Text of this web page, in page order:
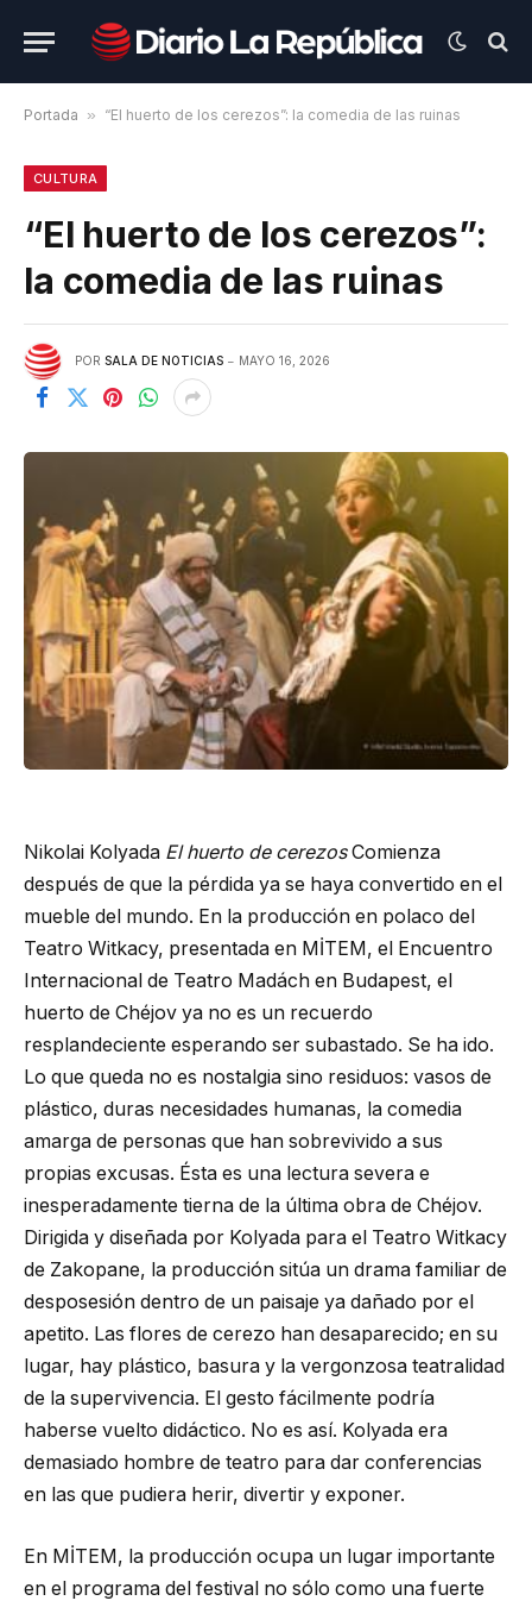
Portada » “El huerto de los cerezos”: la comedia de las ruinas
CULTURA
“El huerto de los cerezos”:
la comedia de las ruinas
POR SALA DE NOTICIAS MAYO 16, 2026
Nikolai Kolyada El huerto de cerezosComienza
después de que la pérdida ya se haya convertido en el
mueble del mundo. En la producción en polaco del
Teatro Witkacy, presentada en MİTEM, el Encuentro
Internacional de Teatro Madách en Budapest, el
huerto de Chéjov ya no es un recuerdo
resplandeciente esperando ser subastado. Se ha ido.
Lo que queda no es nostalgia sino residuos: vasos de
plástico, duras necesidades humanas, la comedia
amarga de personas que han sobrevivido a sus
propias excusas. Ésta es una lectura severa e
inesperadamente tierna de la última obra de Chéjov.
Dirigida y diseñada por Kolyada para el Teatro Witkacy
de Zakopane, la producción sitúa un drama familiar de
desposesión dentro de un paisaje ya dañado por el
apetito. Las flores de cerezo han desaparecido; en su
lugar, hay plástico, basura y la vergonzosa teatralidad
de la supervivencia. El gesto fácilmente podría
haberse vuelto didáctico. No es así. Kolyada era
demasiado hombre de teatro para dar conferencias
en las que pudiera herir, divertir y exponer.
En MİTEM, la producción ocupa un lugar importante
en el programa del festival no sólo como una fuerte